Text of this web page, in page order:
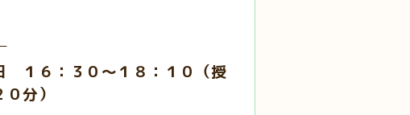
１６：３０～１８：１０（授
分）